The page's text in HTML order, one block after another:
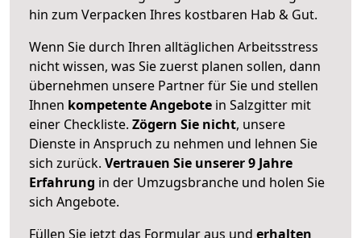
hin zum Verpacken Ihres kostbaren Hab & Gut.
Wenn Sie durch Ihren alltäglichen Arbeitsstress
nicht wissen, was Sie zuerst planen sollen, dann
übernehmen unsere Partner für Sie und stellen
Ihnen kompetente Angebote in Salzgitter mit
einer Checkliste. Zögern Sie nicht, unsere
Dienste in Anspruch zu nehmen und lehnen Sie
sich zurück. Vertrauen Sie unserer 9 Jahre
Erfahrung in der Umzugsbranche und holen Sie
sich Angebote.
Füllen Sie jetzt das Formular aus und erhalten